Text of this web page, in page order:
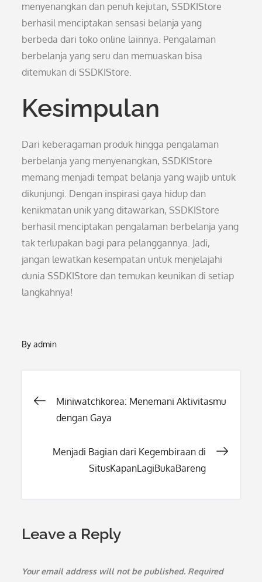
menyenangkan dan penuh kejutan, SSDKIStore
berhasil menciptakan sensasi belanja yang
berbeda dari toko online lainnya. Pengalaman
berbelanja yang seru dan memuaskan bisa
ditemukan di SSDKIStore.
Kesimpulan
Dari keberagaman produk hingga pengalaman
berbelanja yang menyenangkan, SSDKIStore
memang menjadi tempat belanja yang wajib untuk
dikunjungi. Dengan inspirasi gaya hidup dan
kenikmatan unik yang ditawarkan, SSDKIStore
berhasil menciptakan pengalaman berbelanja yang
tak terlupakan bagi para pelanggannya. Jadi,
jangan lewatkan kesempatan untuk menjelajahi
dunia SSDKIStore dan temukan keunikan di setiap
langkahnya!
Byadmin
Post
Miniwatchkorea: Menemani Aktivitasmu
dengan Gaya
Menjadi Bagian dari Kegembiraan di
SitusKapanLagiBukaBareng
Leave a Reply
Your email address will not be published. Required